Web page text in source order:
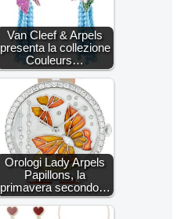
Van Cleef & Arpels
presenta la collezione
Couleurs…
Orologi Lady Arpels
Papillons, la
primavera secondo…